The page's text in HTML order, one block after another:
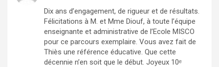
Dix ans d’engagement, de rigueur et de résultats.
Félicitations à M. et Mme Diouf, à toute l’équipe
enseignante et administrative de l’Ecole MISCO
pour ce parcours exemplaire. Vous avez fait de
Thiès une référence éducative. Que cette
décennie n’en soit que le début. Joyeux 10ᵉ